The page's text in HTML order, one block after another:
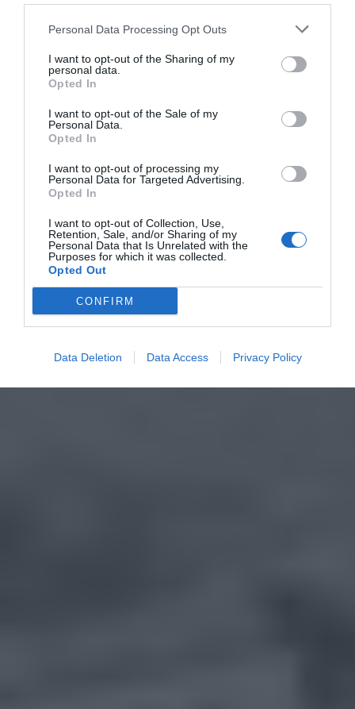
Personal Data Processing Opt Outs
I want to opt-out of the Sharing of my
personal data.
Opted In
I want to opt-out of the Sale of my
Personal Data.
Opted In
I want to opt-out of processing my
Personal Data for Targeted Advertising.
Opted In
I want to opt-out of Collection, Use,
Retention, Sale, and/or Sharing of my
Personal Data that Is Unrelated with the
Purposes for which it was collected.
Opted Out
CONFIRM
Data Deletion Data Access Privacy Policy